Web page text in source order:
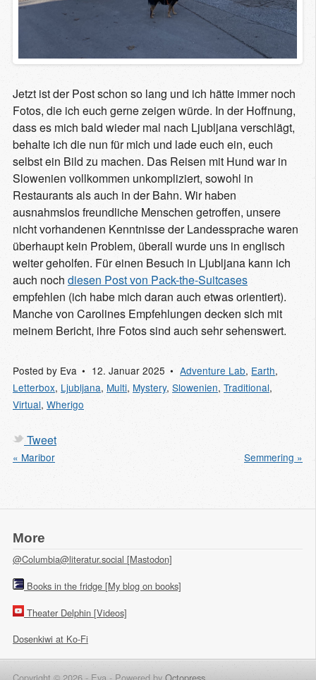
Jetzt ist der Post schon so lang und ich hätte immer noch
Fotos, die ich euch gerne zeigen würde. In der Hoffnung,
dass es mich bald wieder mal nach Ljubljana verschlägt,
behalte ich die nun für mich und lade euch ein, euch
selbst ein Bild zu machen. Das Reisen mit Hund war in
Slowenien vollkommen unkompliziert, sowohl in
Restaurants als auch in der Bahn. Wir haben
ausnahmslos freundliche Menschen getroffen, unsere
nicht vorhandenen Kenntnisse der Landessprache waren
überhaupt kein Problem, überall wurde uns in englisch
weiter geholfen. Für einen Besuch in Ljubljana kann ich
auch noch diesen Post von Pack-the-Suitcases
empfehlen (ich habe mich daran auch etwas orientiert).
Manche von Carolines Empfehlungen decken sich mit
meinem Bericht, ihre Fotos sind auch sehr sehenswert.
Posted by Eva 12. Januar 2025 Adventure Lab, Earth,
Letterbox, Ljubljana, Multi, Mystery, Slowenien, Traditional,
Virtual, Wherigo
Tweet
« Maribor Semmering »
More
@Columbia@literatur.social [Mastodon]
Books in the fridge [My blog on books]
Theater Delphin [Videos]
Dosenkiwi at Ko-Fi
Copyright © 2026 - Eva - Powered by Octopress